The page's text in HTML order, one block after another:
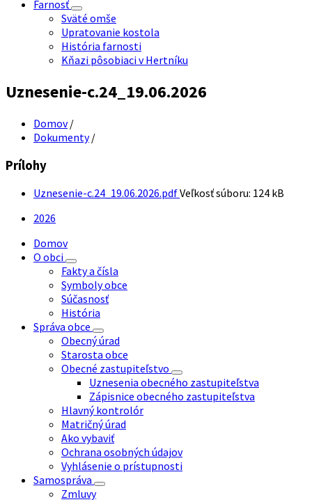
Farnosť
Sväté omše
Upratovanie kostola
História farnosti
Kňazi pôsobiaci v Hertníku
Uznesenie-c.24_19.06.2026
Domov /
Dokumenty /
Prílohy
Uznesenie-c.24_19.06.2026.pdfVeľkosť súboru: 124 kB
2026
Domov
O obci
Fakty a čísla
Symboly obce
Súčasnosť
História
Správa obce
Obecný úrad
Starosta obce
Obecné zastupiteľstvo
Uznesenia obecného zastupiteľstva
Zápisnice obecného zastupiteľstva
Hlavný kontrolór
Matričný úrad
Ako vybaviť
Ochrana osobných údajov
Vyhlásenie o prístupnosti
Samospráva
Zmluvy